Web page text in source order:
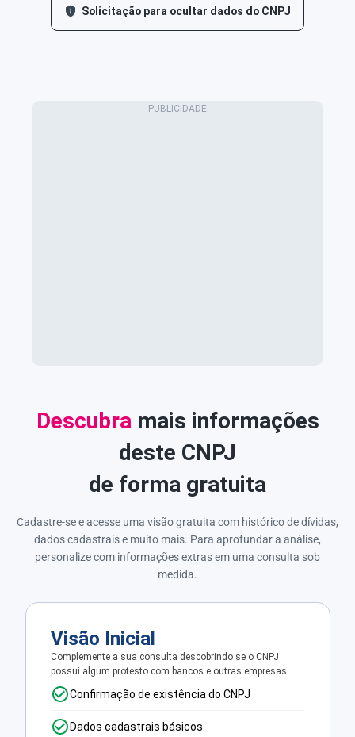
Solicitação para ocultar dados do CNPJ
Descubra mais informações
deste CNPJ
de forma gratuita
Cadastre-se e acesse uma visão gratuita com histórico de dívidas,
dados cadastrais e muito mais. Para aprofundar a análise,
personalize com informações extras em uma consulta sob
medida.
Visão Inicial
Complemente a sua consulta descobrindo se o CNPJ
possui algum protesto com bancos e outras empresas.
Confirmação de existência do CNPJ
Dados cadastrais básicos